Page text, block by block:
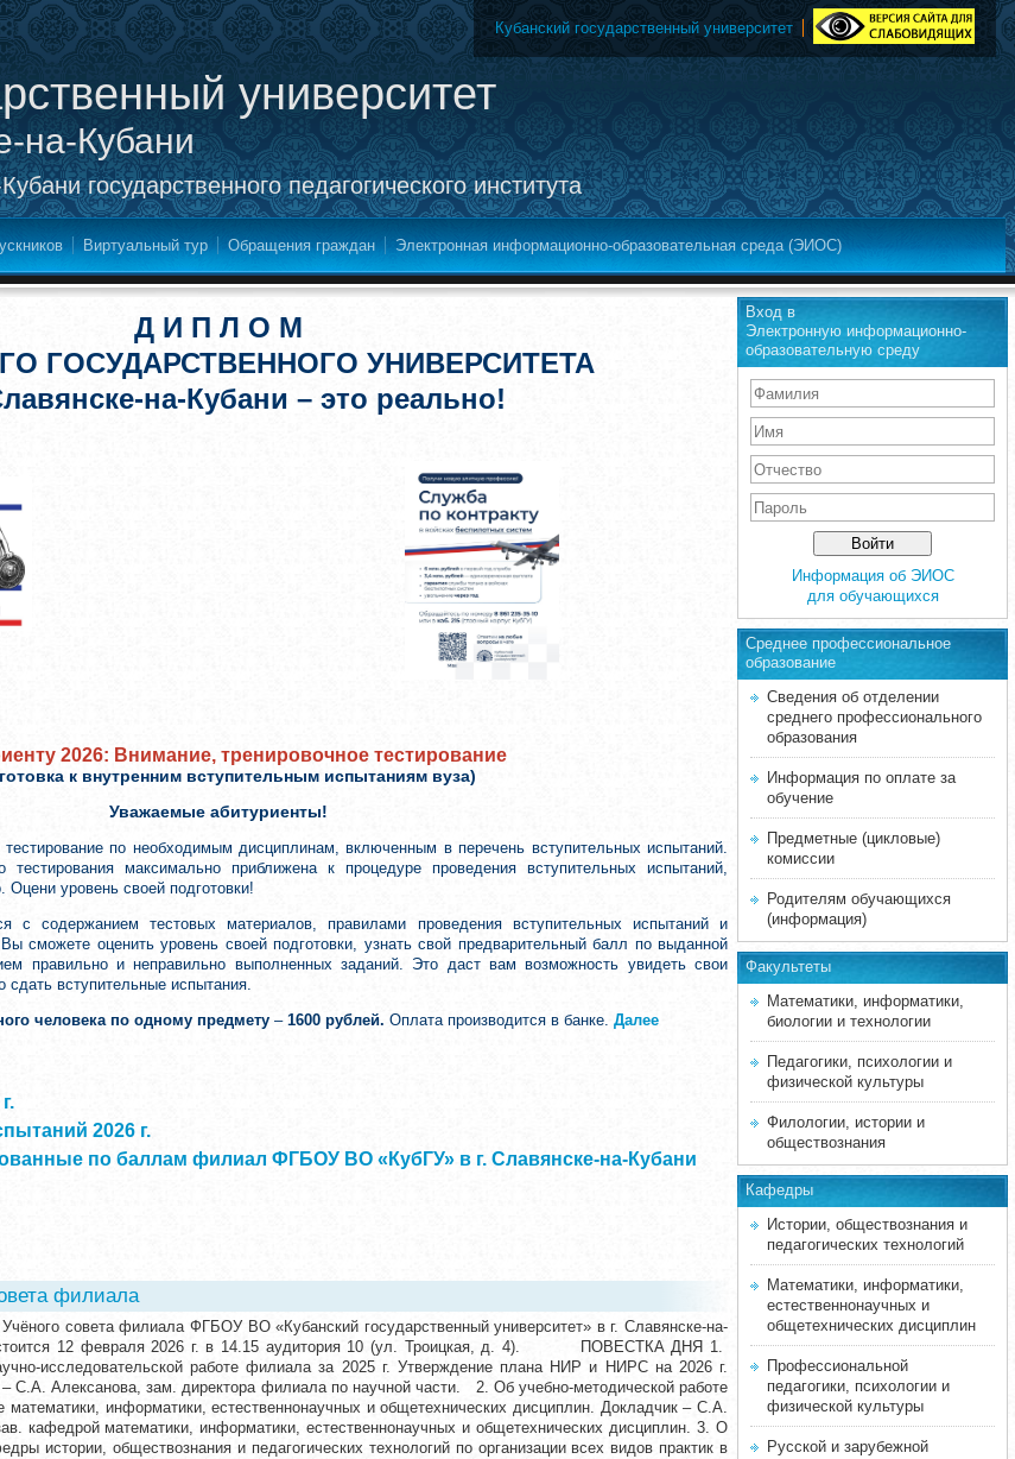
университет
на-Кубани
государственного педагогического института
Кубанский государственный университет
Виртуальный тур Обращения граждан Электронная информационно-образовательная среда (ЭИОС)
Д И П Л О М
ГОСУДАРСТВЕННОГО УНИВЕРСИТЕТА
на-Кубани – это реально!
2026: Внимание, тренировочное тестирование
к внутренним вступительным испытаниям вуза)
Уважаемые абитуриенты!
по необходимым дисциплинам, включенным в перечень вступительных испытаний.
тестирования максимально приближена к процедуре проведения вступительных испытаний,
уровень своей подготовки!
с содержанием тестовых материалов, правилами проведения вступительных испытаний и
сможете оценить уровень своей подготовки, узнать свой предварительный балл по выданной
правильно и неправильно выполненных заданий. Это даст вам возможность увидеть свои
вступительные испытания.
человека по одному предмету –1600 рублей. Оплата производится в банке. Далее
2026 г.
по баллам филиал ФГБОУ ВО «КубГУ» в г. Славянске-на-Кубани
филиала
совета филиала ФГБОУ ВО «Кубанский государственный университет» в г. Славянске-на-
12 февраля 2026 г. в 14.15 аудитория 10 (ул. Троицкая, д. 4). ПОВЕСТКА ДНЯ 1.
исследовательской работе филиала за 2025 г. Утверждение плана НИР и НИРС на 2026 г.
С.А. Алексанова, зам. директора филиала по научной части. 2. Об учебно-методической работе
математики, информатики, естественнонаучных и общетехнических дисциплин. Докладчик – С.А.
кафедрой математики, информатики, естественнонаучных и общетехнических дисциплин. 3. О
истории, обществознания и педагогических технологий по организации всех видов практик в
Вход в
Электронную информационно-
образовательную среду
Информация об ЭИОС
для обучающихся
Среднее професcиональное
образование
Сведения об отделении
среднего профессионального
образования
Информация по оплате за
обучение
Предметные (цикловые)
комиссии
Родителям обучающихся
(информация)
Факультеты
Математики, информатики,
биологии и технологии
Педагогики, психологии и
физической культуры
Филологии, истории и
обществознания
Кафедры
Истории, обществознания и
педагогических технологий
Математики, информатики,
естественнонаучных и
общетехнических дисциплин
Профессиональной
педагогики, психологии и
физической культуры
Русской и зарубежной